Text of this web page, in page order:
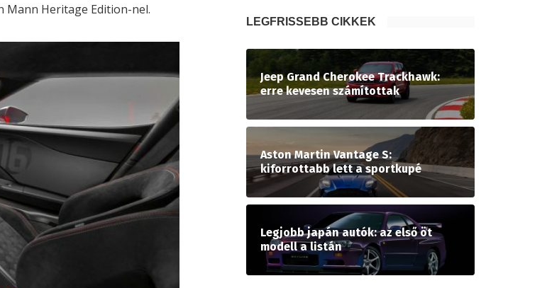
Mann Heritage Edition-nel.
LEGFRISSEBB CIKKEK
Jeep Grand Cherokee Trackhawk:
erre kevesen számítottak
Aston Martin Vantage S:
kiforrottabb lett a sportkupé
Legjobb japán autók: az első öt
modell a listán